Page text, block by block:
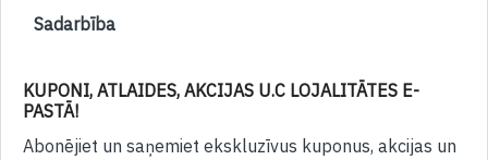
Sadarbība
KUPONI, ATLAIDES, AKCIJAS U.C LOJALITĀTES E-
PASTĀ!
Abonējiet un saņemiet ekskluzīvus kuponus, akcijas un